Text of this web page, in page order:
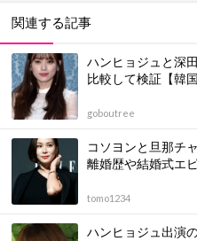
関連する記事
ハンヒョジュと深
比較して検証【韓
goboutree
コソヨンと旦那チ
離婚歴や結婚式エ
tomo1234
ハンヒョジュ出演